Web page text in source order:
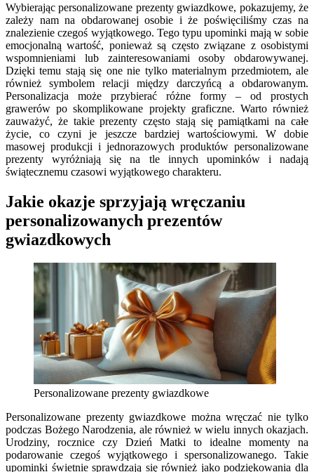
Wybierając personalizowane prezenty gwiazdkowe, pokazujemy, że
zależy nam na obdarowanej osobie i że poświęciliśmy czas na
znalezienie czegoś wyjątkowego. Tego typu upominki mają w sobie
emocjonalną wartość, ponieważ są często związane z osobistymi
wspomnieniami lub zainteresowaniami osoby obdarowywanej.
Dzięki temu stają się one nie tylko materialnym przedmiotem, ale
również symbolem relacji między darczyńcą a obdarowanym.
Personalizacja może przybierać różne formy – od prostych
grawerów po skomplikowane projekty graficzne. Warto również
zauważyć, że takie prezenty często stają się pamiątkami na całe
życie, co czyni je jeszcze bardziej wartościowymi. W dobie
masowej produkcji i jednorazowych produktów personalizowane
prezenty wyróżniają się na tle innych upominków i nadają
świątecznemu czasowi wyjątkowego charakteru.
Jakie okazje sprzyjają wręczaniu
personalizowanych prezentów
gwiazdkowych
Personalizowane prezenty gwiazdkowe
Personalizowane prezenty gwiazdkowe można wręczać nie tylko
podczas Bożego Narodzenia, ale również w wielu innych okazjach.
Urodziny, rocznice czy Dzień Matki to idealne momenty na
podarowanie czegoś wyjątkowego i spersonalizowanego. Takie
upominki świetnie sprawdzają się również jako podziękowania dla